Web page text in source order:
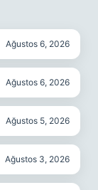
Ağustos 6, 2026
Ağustos 6, 2026
Ağustos 5, 2026
Ağustos 3, 2026